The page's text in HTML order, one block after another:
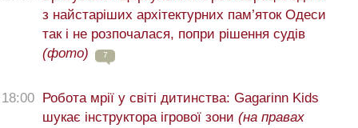
з найстаріших архітектурних пам’яток Одеси
так і не розпочалася, попри рішення судів
(фото)
7
18:00
Робота мрії у світі дитинства: Gagarinn Kids
шукає інструктора ігрової зони (на правах